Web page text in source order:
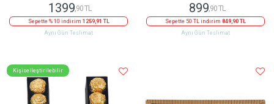
1399 ,90 TL
Sepette % 10 indirim 1259,91 TL
Aynı Gün Teslimat
899,90 TL
Sepette 50 TL indirim 849,90 TL
Aynı Gün Teslimat
Kişiselleştirilebilir